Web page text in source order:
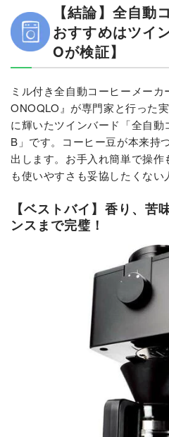
【結論】全自動
おすすめはツイ
Oが検証】
ミル付き全自動コーヒーメー
ONOQLO』が専門家と行った
に輝いたツインバード「全自
B」です。コーヒー豆が本来持
出します。お手入れ簡単で操作
も使いやすさも妥協したくない
【ベストバイ】香り、苦
ンスまで完璧！